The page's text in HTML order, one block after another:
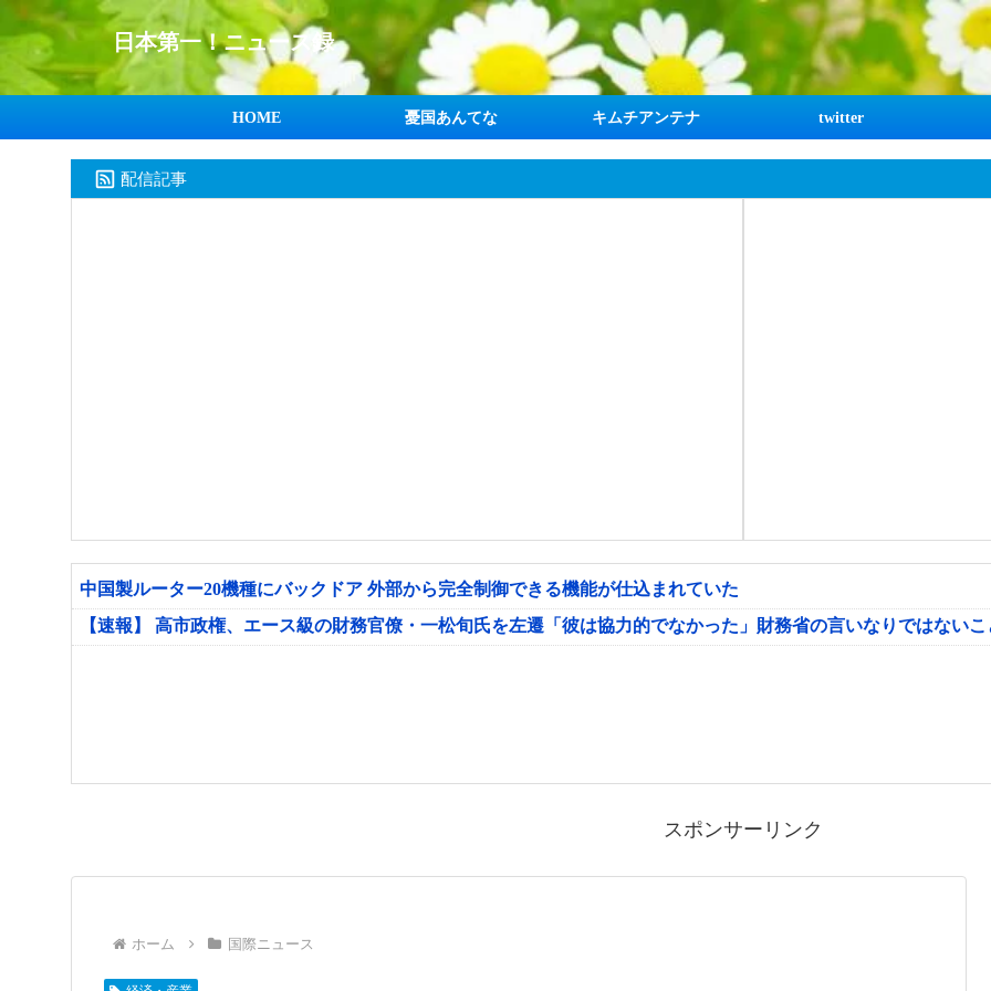
日本第一！ニュース録
HOME 憂国あんてな キムチアンテナ twitter
配信記事
中国製ルーター20機種にバックドア 外部から完全制御できる機能が仕込まれていた
【速報】 高市政権、エース級の財務官僚・一松旬氏を左遷「彼は協力的でなかった」財務省の言いなりではない
スポンサーリンク
ホーム 国際ニュース